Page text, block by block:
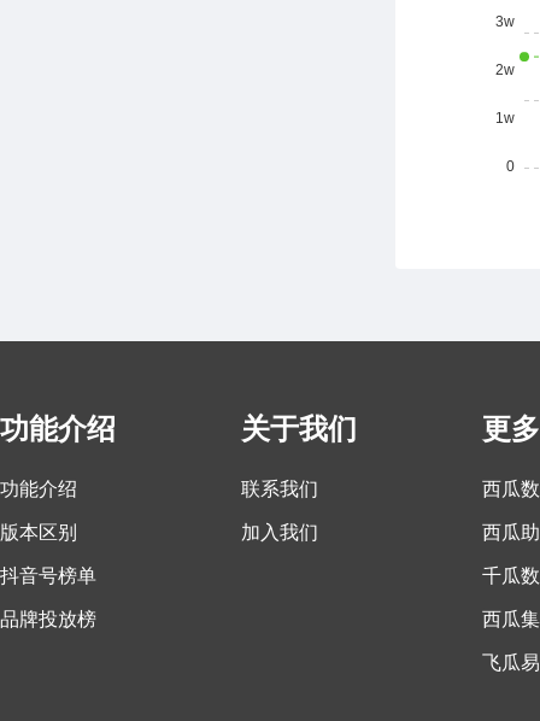
功能介绍
功能介绍
版本区别
抖音号榜单
品牌投放榜
关于我们
联系我们
加入我们
更
西瓜
西瓜
千瓜
西瓜集
飞瓜